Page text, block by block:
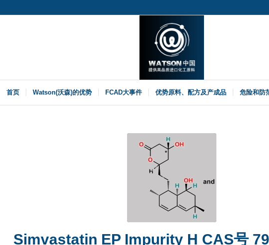
首页 Watson(沃森)的优势 FCAD大事件 优势原料、配方及产成品 危险和防
Simvastatin EP Impurity H CAS号